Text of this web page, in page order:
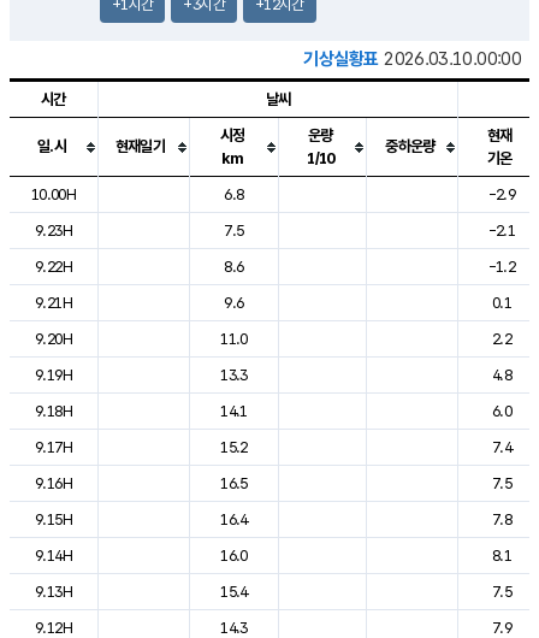
+1시간 +3시간 +12시간
기상실황표 2026.03.10.00:00
도시별 기상실황표로 지점, 날씨, 기온, 강수, 바람, 기압등을 안내한 표입
시간 날씨
일.시 현재일기
시정
km
운량
1/10
중하운량
현재
기온
10.00H
6.8
-2.9
9.23H
7.5
-2.1
9.22H
8.6
-1.2
9.21H
9.6
0.1
9.20H
11.0
2.2
9.19H
13.3
4.8
9.18H
14.1
6.0
9.17H
15.2
7.4
9.16H
16.5
7.5
9.15H
16.4
7.8
9.14H
16.0
8.1
9.13H
15.4
7.5
9.12H
14.3
7.9